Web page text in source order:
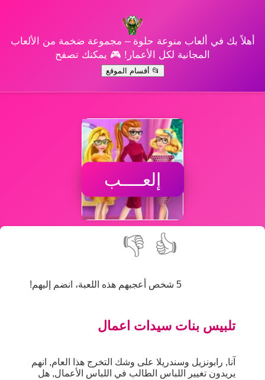
أهلاً بك في ألعاب منوعة حلوة – مجموعة ضخمة من الألعاب
المجانية لكل الأعمار! 🎮 يمكنك تصفح
📂 أقسام الموقع
إلعــــب
👍
👎
5 شخص أعجبهم هذه اللعبة، انضم إليهم!
تلبيس بنات سيدات اعمال
آنا, رابونزيل وسندريلا على وشك التخرج هذا العام, انهم
يريدون تغيير اللباس الطالب في اللباس الأعمال, هل